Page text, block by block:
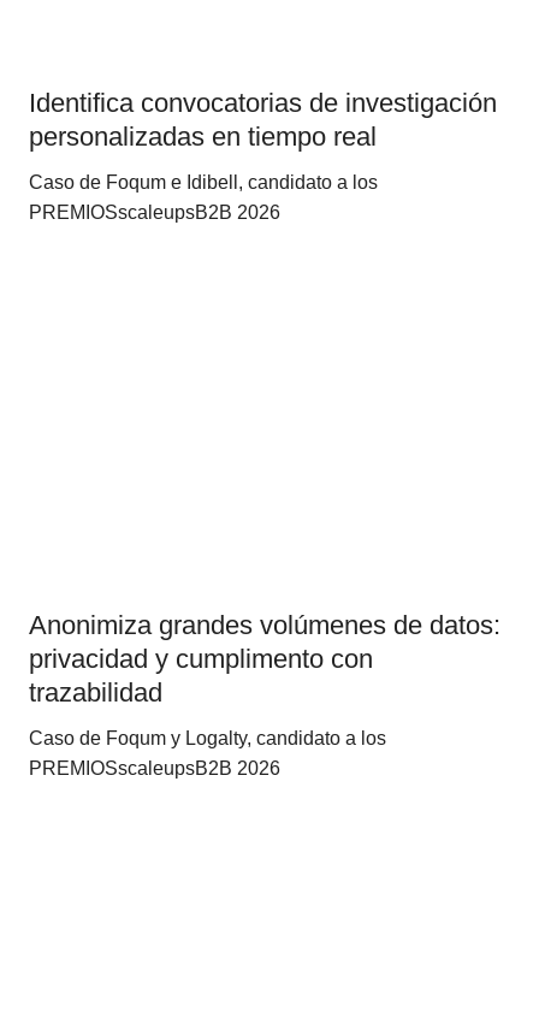
Identifica convocatorias de investigación
personalizadas en tiempo real
Caso de Foqum e Idibell, candidato a los
PREMIOSscaleupsB2B 2026
Anonimiza grandes volúmenes de datos:
privacidad y cumplimento con
trazabilidad
Caso de Foqum y Logalty, candidato a los
PREMIOSscaleupsB2B 2026